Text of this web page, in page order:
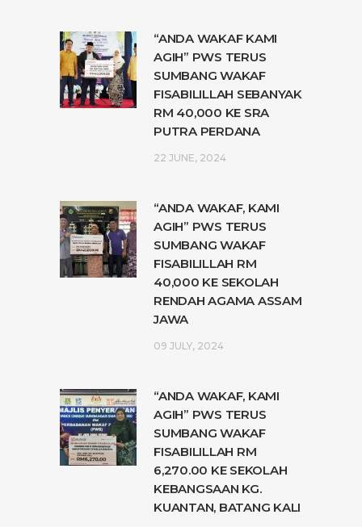
“ANDA WAKAF KAMI
AGIH” PWS TERUS
SUMBANG WAKAF
FISABILILLAH SEBANYAK
RM 40,000 KE SRA
PUTRA PERDANA
22 JUNE, 2024
“ANDA WAKAF, KAMI
AGIH” PWS TERUS
SUMBANG WAKAF
FISABILILLAH RM
40,000 KE SEKOLAH
RENDAH AGAMA ASSAM
JAWA
09 JULY, 2024
“ANDA WAKAF, KAMI
AGIH” PWS TERUS
SUMBANG WAKAF
FISABILILLAH RM
6,270.00 KE SEKOLAH
KEBANGSAAN KG.
KUANTAN, BATANG KALI